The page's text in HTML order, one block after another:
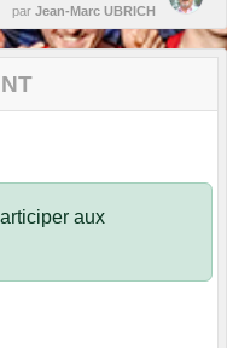
par Jean-Marc UBRICH
aux